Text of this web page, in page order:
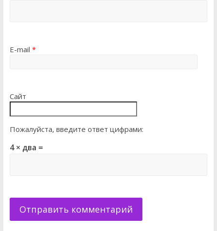
E-mail *
Сайт
Пожалуйста, введите ответ цифрами:
4 × два =